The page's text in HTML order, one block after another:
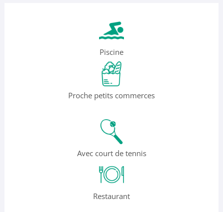
Piscine
Proche petits commerces
Avec court de tennis
Restaurant